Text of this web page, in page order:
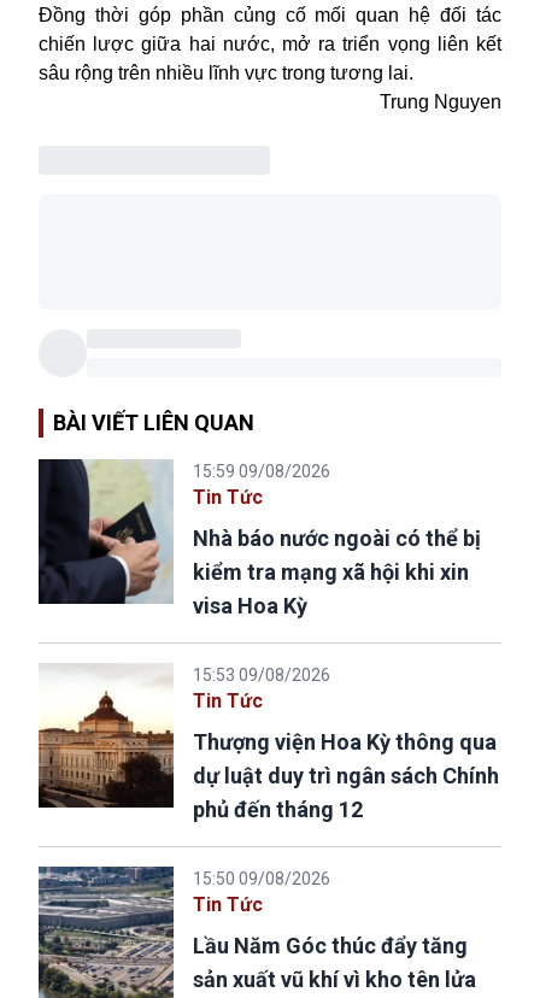
Đồng thời góp phần củng cố mối quan hệ đối tác
chiến lược giữa hai nước, mở ra triển vọng liên kết
sâu rộng trên nhiều lĩnh vực trong tương lai.
Trung Nguyen
BÀI VIẾT LIÊN QUAN
15:59 09/08/2026
Tin Tức
Nhà báo nước ngoài có thể bị
kiểm tra mạng xã hội khi xin
visa Hoa Kỳ
15:53 09/08/2026
Tin Tức
Thượng viện Hoa Kỳ thông qua
dự luật duy trì ngân sách Chính
phủ đến tháng 12
15:50 09/08/2026
Tin Tức
Lầu Năm Góc thúc đẩy tăng
sản xuất vũ khí vì kho tên lửa